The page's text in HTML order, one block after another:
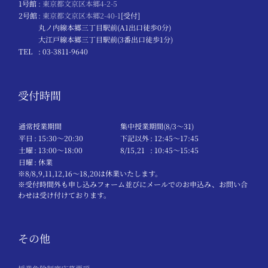
1号館 : 東京都文京区本郷4-2-5
2号館: 東京都文京区本郷2-40-1[受付]
丸ノ内線本郷三丁目駅前(A1出口徒歩0分)
大江戸線本郷三丁目駅前(3番出口徒歩1分)
TEL
: 03-3811-9640
受付時間
通常授業期間
集中授業期間(8/3～31)
平日 : 15:30〜20:30 下記以外: 12:45〜17:45
土曜: 13:00〜18:00 8/15,21
: 10:45〜15:45
日曜: 休業
※8/8,9,11,12,16～18,20は休業いたします。
※受付時間外も申し込みフォーム並びにメールでのお申込み、お問い合
わせは受け付けております。
その他